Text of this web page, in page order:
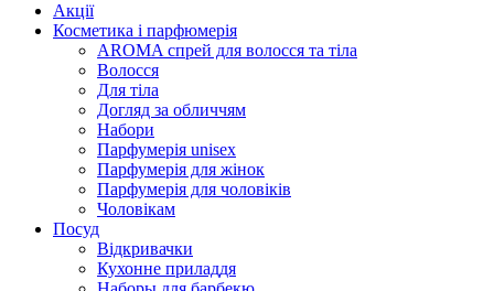
Акції
Косметика і парфюмерія
AROMA спрей для волосся та тіла
Волосся
Для тіла
Догляд за обличчям
Набори
Парфумерія unisex
Парфумерія для жінок
Парфумерія для чоловіків
Чоловікам
Посуд
Відкривачки
Кухонне приладдя